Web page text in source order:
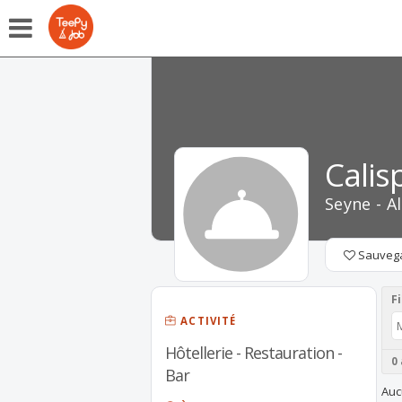
Seyne -
ACTIVITÉ
Hôtellerie - Restauration -
Bar
0